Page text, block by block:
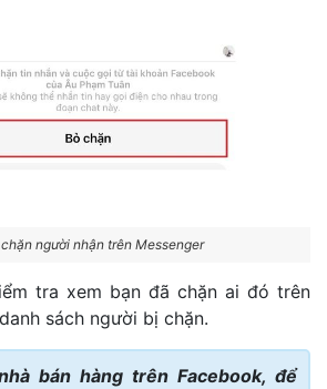
người nhận trên Messenger
tra xem bạn đã chặn ai đó trên
sách người bị chặn.
bán hàng trên Facebook, để